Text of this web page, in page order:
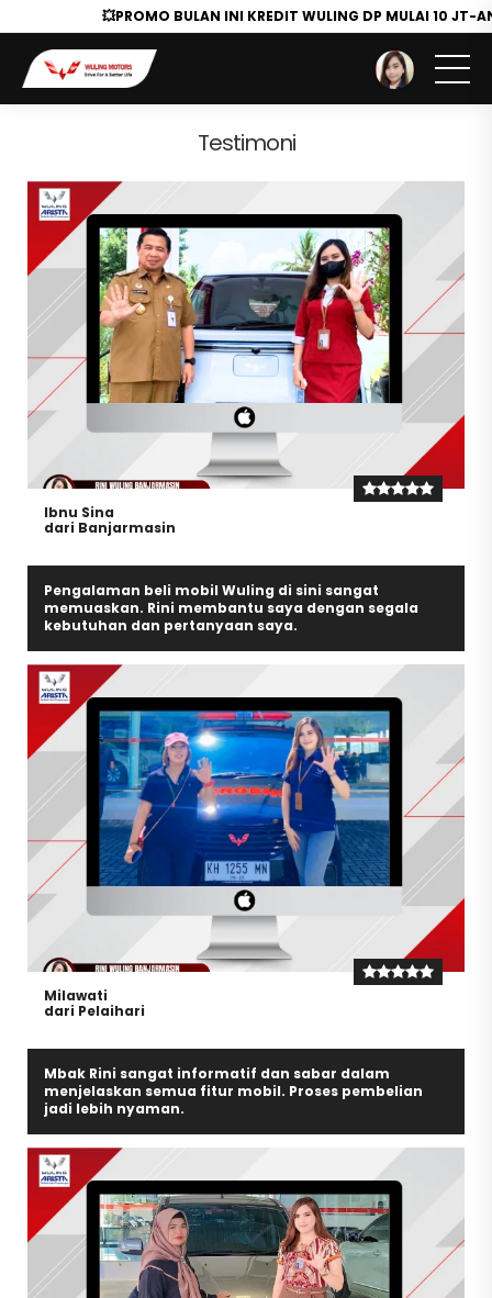
💥PROMO BULAN INI KREDIT WULING DP MULAI 10 JT-
You are here :Beranda/Testimoni
Testimoni
Ibnu Sina
dari Banjarmasin
Pengalaman beli mobil Wuling di sini sangat
memuaskan. Rini membantu saya dengan segala
kebutuhan dan pertanyaan saya.
Milawati
dari Pelaihari
Mbak Rini sangat informatif dan sabar dalam
menjelaskan semua fitur mobil. Proses pembelian
jadi lebih nyaman.